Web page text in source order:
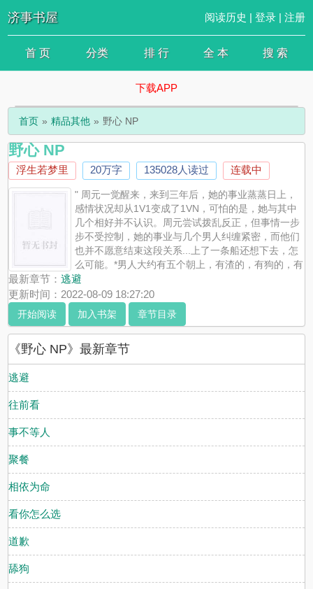
济事书屋 阅读历史 | 登录| 注册
首 页 分类 排 行 全 本 搜 索
下载APP
首页 精品其他 野心 NP
野心 NP
浮生若梦里 20万字 135028人读过 连载中
" 周元一觉醒来，来到三年后，她的事业蒸蒸日上，
感情状况却从1V1变成了1VN，可怕的是，她与其中
几个相好并不认识。周元尝试拨乱反正，但事情一步
步不受控制，她的事业与几个男人纠缠紧密，而他们
也并不愿意结束这段关系...上了一条船还想下去，怎
么可能。*男人大约有五个朝上，有渣的，有狗的，有
痴情的，有忠犬的，总之各式各样，年纪各异，各有各的优势。霸总
会有，奶狗会有，狼狗会有，伪姐弟会有...该有都会有。女主已婚，
前期不太渣，后期非常渣，性格见仁见智，会慢慢改变。
最新章节：逃避
更新时间：2022-08-09 18:27:20
开始阅读 加入书架 章节目录
《野心 NP》最新章节
逃避
往前看
事不等人
聚餐
相依为命
看你怎么选
道歉
舔狗